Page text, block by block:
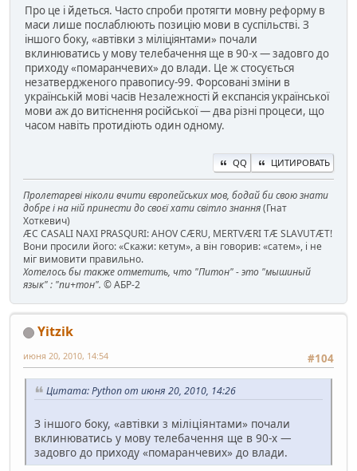
Про це і йдеться. Часто спроби протягти мовну реформу в
маси лише послаблюють позицію мови в суспільстві. З
іншого боку, «автівки з міліціянтами» почали
вклинюватись у мову телебачення ще в 90-х — задовго до
приходу «помаранчевих» до влади. Це ж стосується
незатвердженого правопису-99. Форсовані зміни в
українській мові часів Незалежності й експансія української
мови аж до витіснення російської — два різні процеси, що
часом навіть протидіють один одному.
QQ ЦИТИРОВАТЬ
Пролетареві ніколи вчити європейських мов, бодай би свою знати
добре і на ній принести до своєї хати світло знання(Гнат
Хоткевич)
ÆC CASALI NAXI PRASQURI: AHOV CÆRU, MERTVÆRI TÆ SLAVUTÆT!
Вони просили його: «Скажи: кетум», а він говорив: «сатем», і не
міг вимовити правильно.
Хотелось бы также отметить, что "Питон" - это "мышиный
язык" : "пи+тон". © АБР-2
Yitzik
#104
июня 20, 2010, 14:54
Цитата: Python от июня 20, 2010, 14:26
З іншого боку, «автівки з міліціянтами» почали
вклинюватись у мову телебачення ще в 90-х —
задовго до приходу «помаранчевих» до влади.